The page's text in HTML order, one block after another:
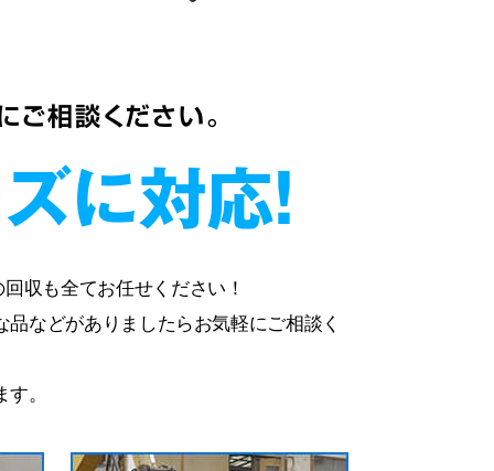
ご相談ください。
に対応！
収も全てお任せください！
などがありましたらお気軽にご相談く
。